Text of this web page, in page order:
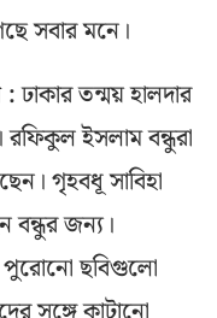
সবার মনে।
:ঢাকার তন্ময় হালদার
রফিকুল ইসলাম বন্ধুরা
গৃহবধূ সাবিহা
বন্ধুর জন্য।
পুরোনো ছবিগুলো